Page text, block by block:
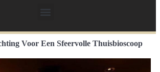
Voor Een Sfeervolle Thuisbioscoop